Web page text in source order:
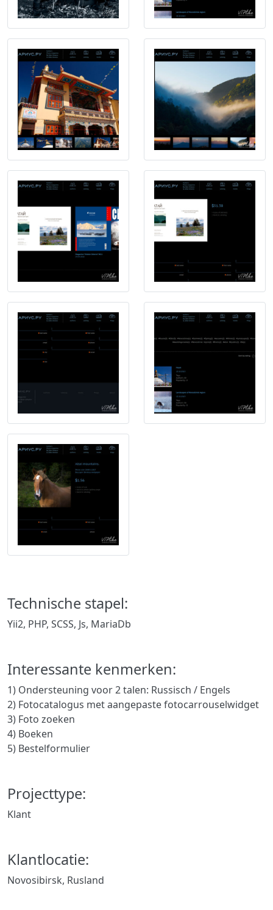
Technische stapel:
Yii2, PHP, SCSS, Js, MariaDb
Interessante kenmerken:
1) Ondersteuning voor 2 talen: Russisch / Engels
2) Fotocatalogus met aangepaste fotocarrouselwidget
3) Foto zoeken
4) Boeken
5) Bestelformulier
Projecttype:
Klant
Klantlocatie:
Novosibirsk, Rusland